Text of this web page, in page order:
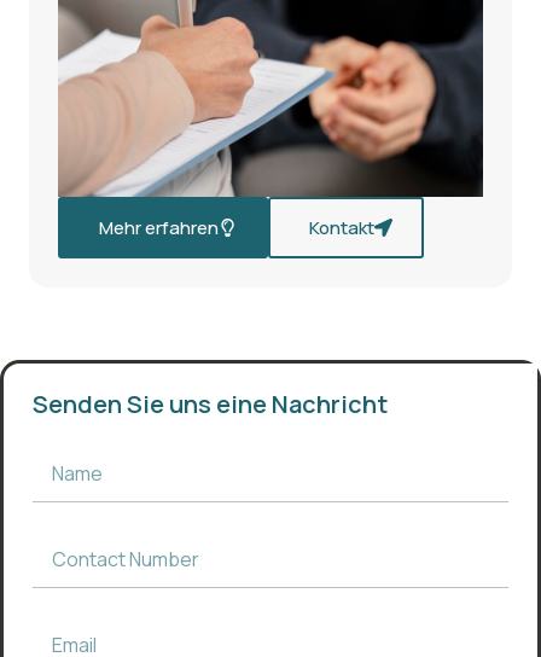
Mehr erfahren Kontakt
Senden Sie uns eine Nachricht